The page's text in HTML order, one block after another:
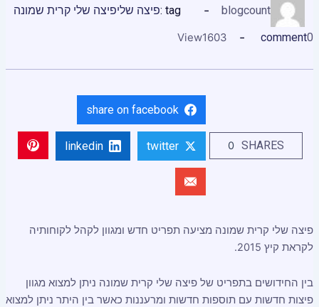
blogcount
tag : פיצה שליפיצה שלי קרית שמונה
0
comment
1603
View
0 SHARES
share on facebook
twitter
linkedin
פיצה שלי קרית שמונה מציעה תפריט חדש ומגוון לקהל לקוחותיה
לקראת קיץ 2015.
בין החידושים בתפריט של פיצה שלי קרית שמונה ניתן למצוא מגוון
פיצות חדשות עם תוספות חדשות ומרעננות כאשר בין היתר ניתן למצוא